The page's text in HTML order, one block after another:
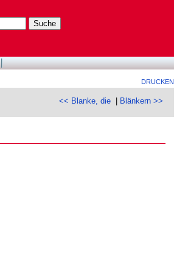
DRUCKEN
<< Blanke, die Blänkern >>